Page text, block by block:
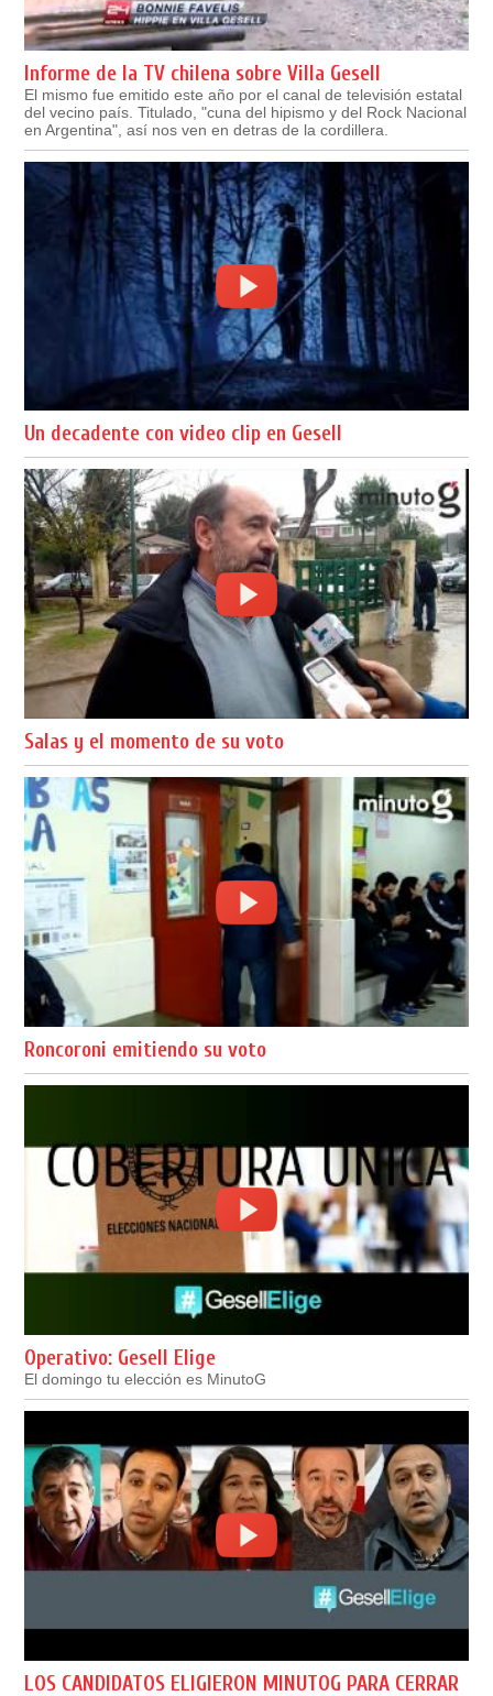
Informe de la TV chilena sobre Villa Gesell
El mismo fue emitido este año por el canal de televisión estatal
del vecino país. Titulado, "cuna del hipismo y del Rock Nacional
en Argentina", así nos ven en detras de la cordillera.
Un decadente con video clip en Gesell
Salas y el momento de su voto
Roncoroni emitiendo su voto
Operativo: Gesell Elige
El domingo tu elección es MinutoG
LOS CANDIDATOS ELIGIERON MINUTOG PARA CERRAR